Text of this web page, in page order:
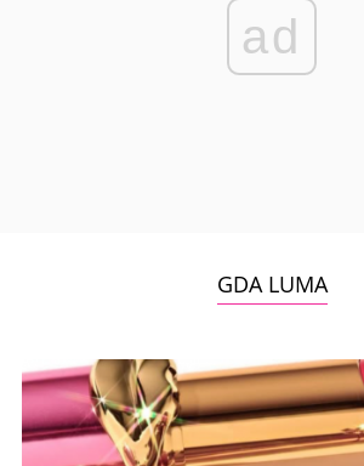
ad
GDA LUMA